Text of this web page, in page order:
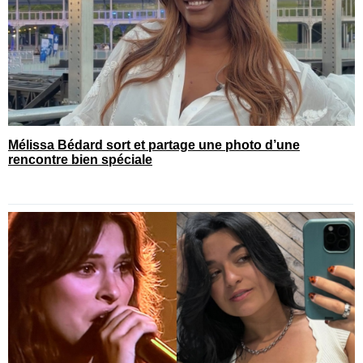
Mélissa Bédard sort et partage une photo d’une
rencontre bien spéciale